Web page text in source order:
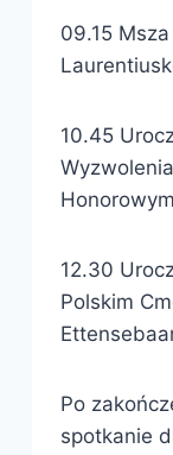
09.15
10.45
12.30
Polskim
Po
spotkanie